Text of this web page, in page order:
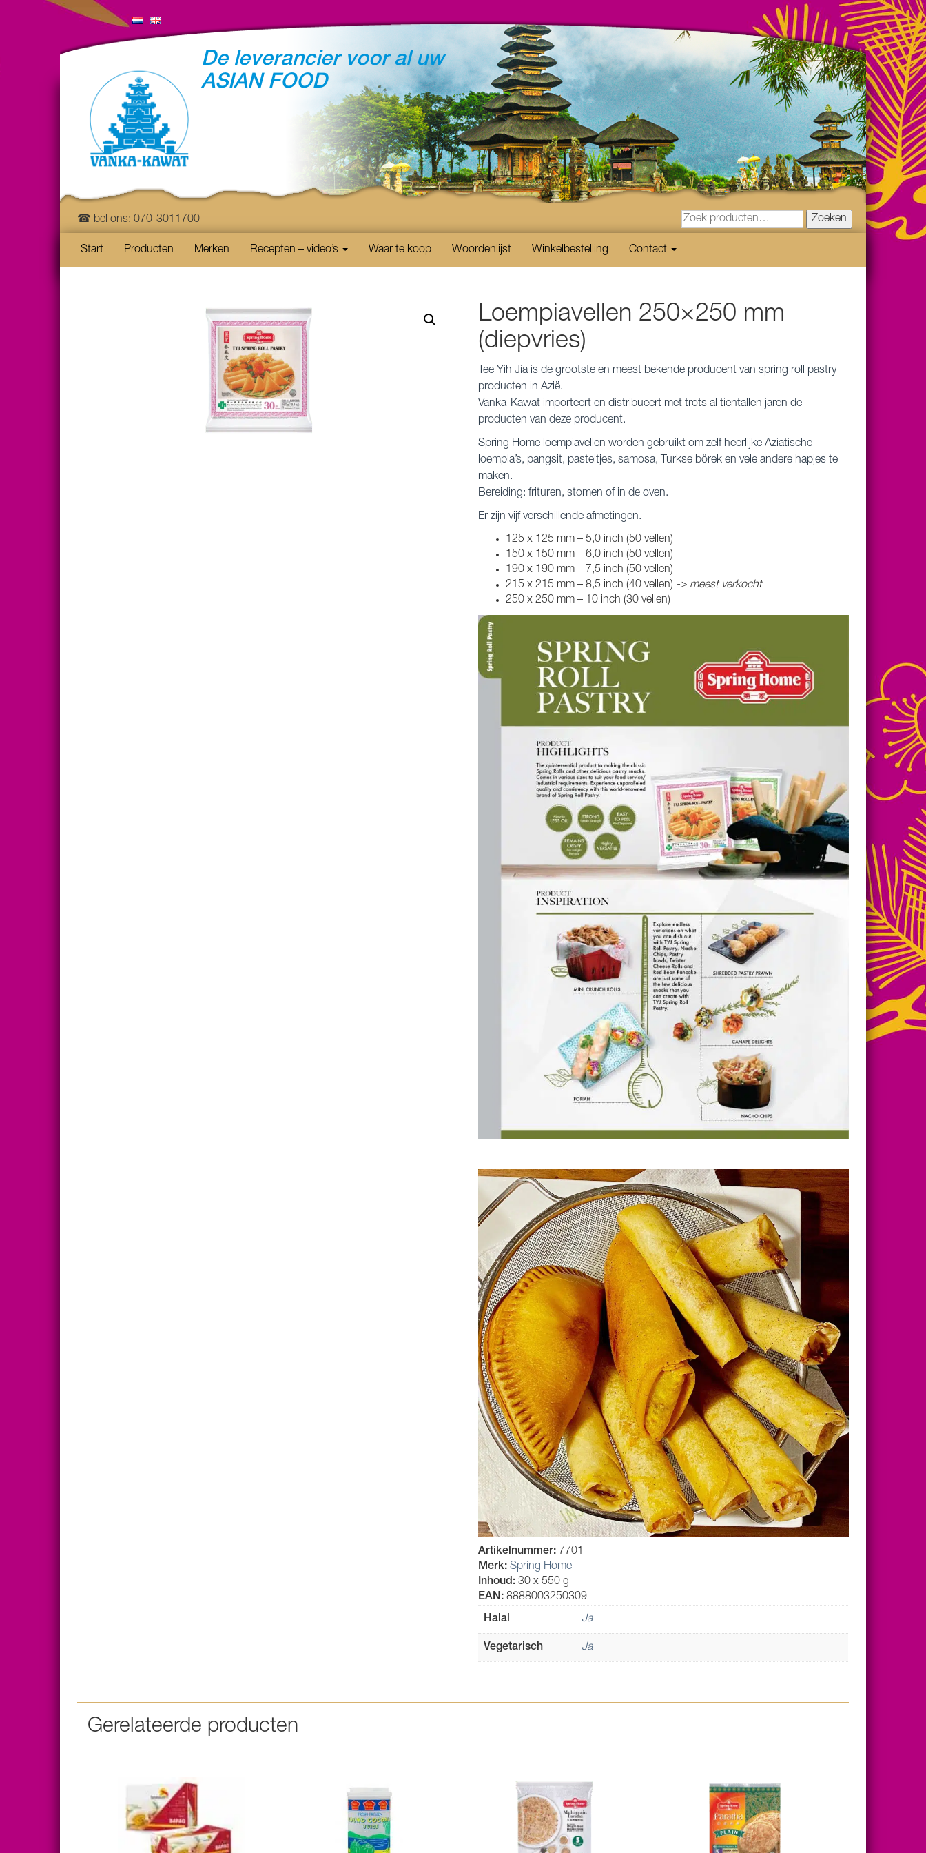
De leverancier voor al uw
ASIAN FOOD
☎ bel ons: 070-3011700 Zoeken
Start Producten Merken Recepten – video’s Waar te koop Woordenlijst Winkelbestelling Contact
Loempiavellen 250×250 mm
(diepvries)
Tee Yih Jia is de grootste en meest bekende producent van spring roll pastry
producten in Azië.
Vanka-Kawat importeert en distribueert met trots al tientallen jaren de
producten van deze producent.
Spring Home loempiavellen worden gebruikt om zelf heerlijke Aziatische
loempia’s, pangsit, pasteitjes, samosa, Turkse börek en vele andere hapjes te
maken.
Bereiding: frituren, stomen of in de oven.
Er zijn vijf verschillende afmetingen.
125 x 125 mm – 5,0 inch (50 vellen)
150 x 150 mm – 6,0 inch (50 vellen)
190 x 190 mm – 7,5 inch (50 vellen)
215 x 215 mm – 8,5 inch (40 vellen) -> meest verkocht
250 x 250 mm – 10 inch (30 vellen)
Artikelnummer: 7701
Merk: Spring Home
Inhoud: 30 x 550 g
EAN:8888003250309
Halal
Ja
Vegetarisch Ja
Gerelateerde producten